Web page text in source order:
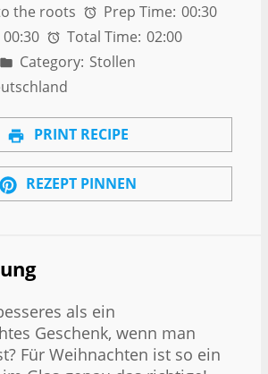
the roots Prep Time: 00:30
00:30 Total Time: 02:00
Category: Stollen
PRINT RECIPE
REZEPT PINNEN
als ein
Geschenk, wenn man
Für Weihnachten ist so ein